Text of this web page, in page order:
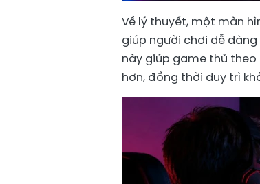
Về lý thuyết, một màn
giúp người chơi dễ
này giúp game thủ
hơn, đồng thời duy trì